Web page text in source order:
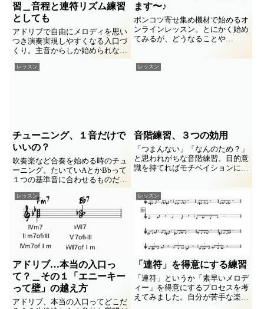
習＿音程と連符リズム練習
としても
アドリブで自由にメロディを思い
つき演奏実現しやすくなる入口づ
くり。主音からしか始められな
手、といった悩み解決。音程と、
ます〜♪
ポンコツ寄せ集め機材で始めるオ
ンラインレッスン。とにかく始め
てみるが、どうなることや
レッスン
チューニング、１音だけで
いいの？
吹奏楽など合奏を始める時のチュ
ーニング。たいていAとかBbって
１つの基準音に合わせるものだけ
ど、その１音だけに合ってれば楽
器全体に渡ってバッチリOKなの
かな？
レッスン
音階練習、３つの効用
「つまんない」「なんのため？」
と思われがちな音階練習。目的意
識を持てればモチベイションに繋
か… １）音造りの練習で見つけ
た佳い音を、運指とアーティキュ
レイションに影響されず、どの音
レッスン
アドリブ…本当の入口っ
て？＿その１「エニーキー
って壁」の越え方
アドリブ、本当の入口ってどこだ
レッスン
「連符」を得意にする練習
「連符」というか「素早いメロデ
ィー」を得意にするプロセスを考
えてみました。自分が苦手な楽器